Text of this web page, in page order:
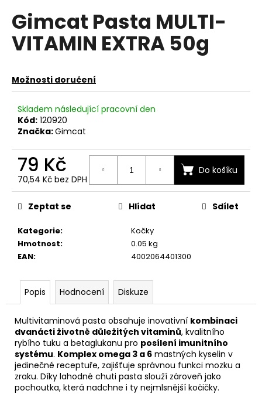
produktu
je
0,0
z
Gimcat Pasta MULTI-
VITAMIN EXTRA 50g
Možnosti doručení
Skladem následující pracovní den
Kód: 120920
Značka:Gimcat
79 Kč
70,54 Kč bez DPH
Měrná
cena:
Do košíku
Kategorie:
Kočky
Hmotnost:
0.05 kg
EAN: 4002064401300
Zeptat se Hlídat Sdílet
Popis Hodnocení Diskuze
Multivitaminová pasta obsahuje inovativní kombinaci
dvanácti životně důležitých vitaminů, kvalitního
rybího tuku a betaglukanu pro posílení imunitního
systému. Komplex omega 3 a 6 mastných kyselin v
jedinečné receptuře, zajišťuje správnou funkci mozku a
zraku. Díky lahodné chuti pasta slouží zároveň jako
pochoutka, která nadchne i ty nejmlsnější kočičky.
a
j
í
?
D
o
p
o
u
č
e
m
e